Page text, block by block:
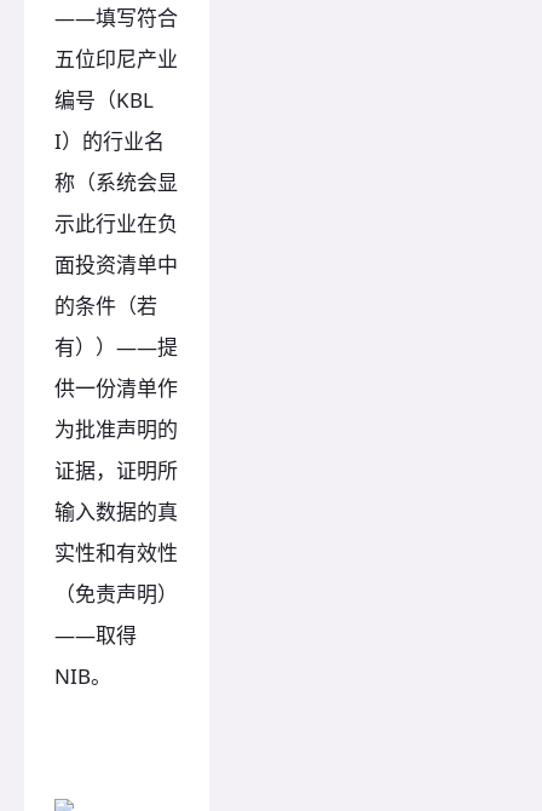
——填写符合
五位印尼产业
编号（KBL
I）的行业名
称（系统会显
示此行业在负
面投资清单中
的条件（若
有））——提
供一份清单作
为批准声明的
证据，证明所
输入数据的真
实性和有效性
（免责声明）
——取得
NIB。